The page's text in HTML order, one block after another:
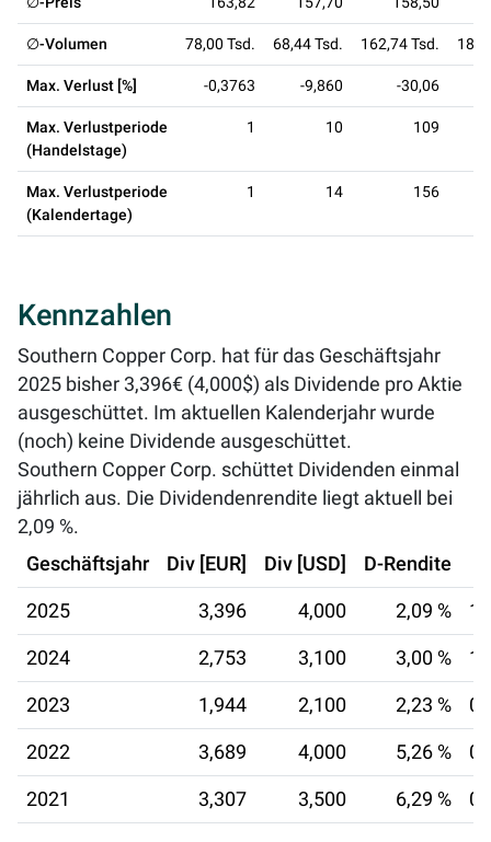
∅-Volumen 78,00 Tsd. 68,44 Tsd. 162,74 Tsd.
Max. Verlust [%] -0,3763 -9,860 -30,06
Max. Verlustperiode
(Handelstage)
1 10 109
Max. Verlustperiode
(Kalendertage)
1 14 156
Kennzahlen
Southern Copper Corp. hat für das Geschäftsjahr
2025 bisher 3,396€ (4,000$) als Dividende pro Aktie
ausgeschüttet. Im aktuellen Kalenderjahr wurde
(noch) keine Dividende ausgeschüttet.
Southern Copper Corp. schüttet Dividenden einmal
jährlich aus. Die Dividendenrendite liegt aktuell bei
2,09 %.
Geschäftsjahr
Div [EUR] Div [USD] D-Rendite
2025 3,396 4,000 2,09 %
2024 2,753 3,100 3,00 %
2023 1,944 2,100 2,23 %
2022 3,689 4,000 5,26 %
2021 3,307 3,500 6,29 %